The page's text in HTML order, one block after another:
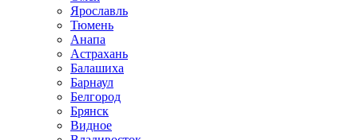
Ярославль
Тюмень
Анапа
Астрахань
Балашиха
Барнаул
Белгород
Брянск
Видное